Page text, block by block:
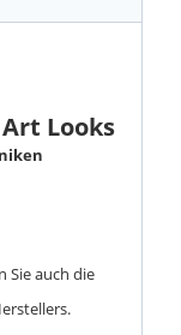
Looks
Sie auch die